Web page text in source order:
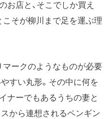
お店と、そこでしか買え
そが柳川まで足を運ぶ理
ークのようなものが必要
すい丸形。その中に何を
ナーでもあるうちの妻と
から連想されるペンギン